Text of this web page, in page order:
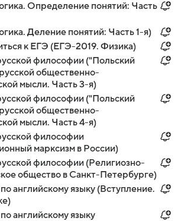
Определение понятий: Часть
Деление понятий: Часть 1-я)
к ЕГЭ (ЕГЭ-2019. Физика)
философии ("Польский
общественно-
мысли. Часть 3-я)
философии ("Польский
общественно-
мысли. Часть 4-я)
философии
марксизм в России)
философии (Религиозно-
общество в Санкт-Петербурге)
английскому языку (Вступление.
английскому языку